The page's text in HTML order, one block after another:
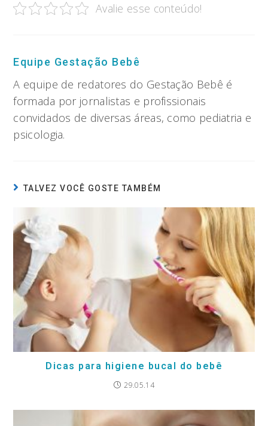
Avalie esse conteúdo!
Equipe Gestação Bebê
A equipe de redatores do Gestação Bebê é
formada por jornalistas e profissionais
convidados de diversas áreas, como pediatria e
psicologia.
TALVEZ VOCÊ GOSTE TAMBÉM
Dicas para higiene bucal do bebê
29.05.14